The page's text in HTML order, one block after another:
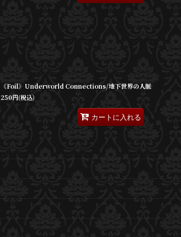
《Foil》Underworld Connections/地下世界の人脈
250円(税込)
カートに入れる